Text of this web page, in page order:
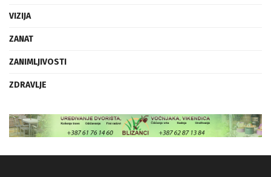
VIZIJA
ZANAT
ZANIMLJIVOSTI
ZDRAVLJE